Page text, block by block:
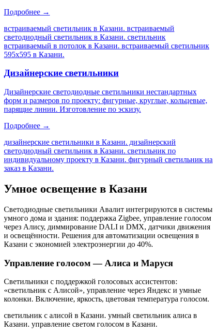
Подробнее →
встраиваемый светильник в Казани. встраиваемый
светодиодный светильник в Казани. светильник
встраиваемый в потолок в Казани. встраиваемый светильник
595х595 в Казани.
Дизайнерские светильники
Дизайнерские светодиодные светильники нестандартных
форм и размеров по проекту: фигурные, круглые, кольцевые,
парящие линии. Изготовление по эскизу.
Подробнее →
дизайнерские светильники в Казани. дизайнерский
светодиодный светильник в Казани. светильник по
индивидуальному проекту в Казани. фигурный светильник на
заказ в Казани.
Умное освещение в Казани
Светодиодные светильники Авалит интегрируются в системы
умного дома и здания: поддержка Zigbee, управление голосом
через Алису, диммирование DALI и DMX, датчики движения
и освещённости. Решения для автоматизации освещения в
Казани с экономией электроэнергии до 40%.
Управление голосом — Алиса и Маруся
Светильники с поддержкой голосовых ассистентов:
«светильник с Алисой», управление через Яндекс и умные
колонки. Включение, яркость, цветовая температура голосом.
светильник с алисой в Казани. умный светильник алиса в
Казани. управление светом голосом в Казани.